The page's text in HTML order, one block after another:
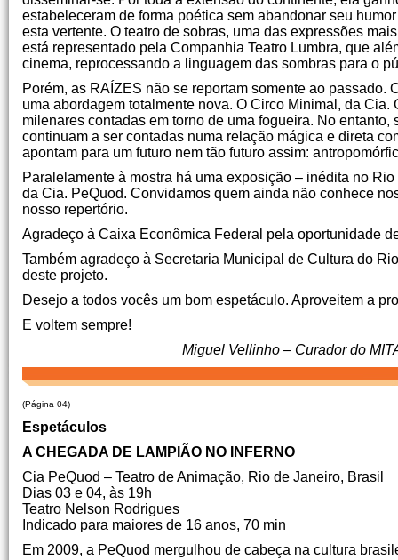
estabeleceram de forma poética sem abandonar seu
esta vertente. O teatro de sobras, uma das expressões
está representado pela Companhia Teatro Lumbra, que
cinema, reprocessando a linguagem das sombras para o
Porém, as RAÍZES não se reportam somente ao
uma abordagem totalmente nova. O Circo Minimal, da
milenares contadas em torno de uma fogueira. No
continuam a ser contadas numa relação mágica e direta
apontam para um futuro nem tão futuro assim:
Paralelamente à mostra há uma exposição – inédita no
da Cia. PeQuod. Convidamos quem ainda não conhece
nosso repertório.
Agradeço à Caixa Econômica Federal pela oportunidade
Também agradeço à Secretaria Municipal de Cultura do
deste projeto.
Desejo a todos vocês um bom espetáculo. Aproveitem a
E voltem sempre!
Miguel Vellinho – Curador do
(Página 04)
Espetáculos
A CHEGADA DE LAMPIÃO NO INFERNO
Cia PeQuod – Teatro de Animação, Rio de Janeiro, Brasil
Dias 03 e 04, às 19h
Teatro Nelson Rodrigues
Indicado para maiores de 16 anos, 70 min
Em 2009, a PeQuod mergulhou de cabeça na cultura